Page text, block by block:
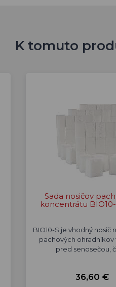
K tomuto
Sada nosičov
koncentrátu
BIO10-S je vhodný nosič
pachových
pred senosečou,
36,60 €